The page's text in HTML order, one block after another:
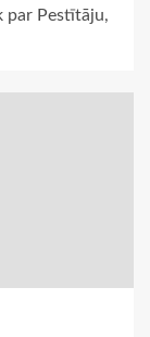
par Pestītāju,